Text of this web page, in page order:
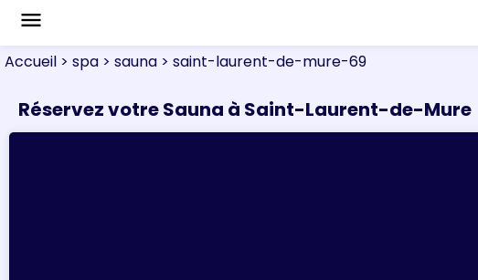
menu
Accueil > spa > sauna > saint-laurent-de-mure-69
Réservez votre Sauna à Saint-Laurent-de-Mure